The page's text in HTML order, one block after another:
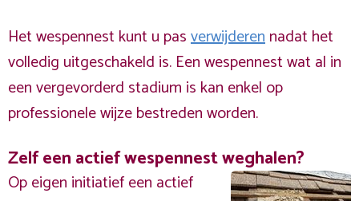
Het wespennest kunt u pasverwijderennadat het
volledig uitgeschakeld is. Een wespennest wat al in
een vergevorderd stadium is kan enkel op
professionele wijze bestreden worden.
Zelf een actief wespennest weghalen?
Op eigen initiatief een actief